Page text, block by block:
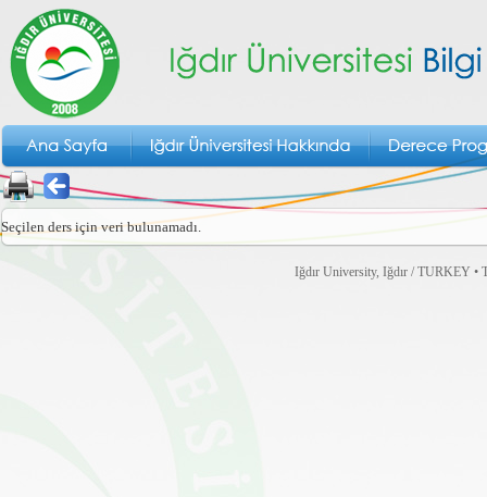
Seçilen ders için veri bulunamadı.
Iğdır University, Iğdır / TURKEY •